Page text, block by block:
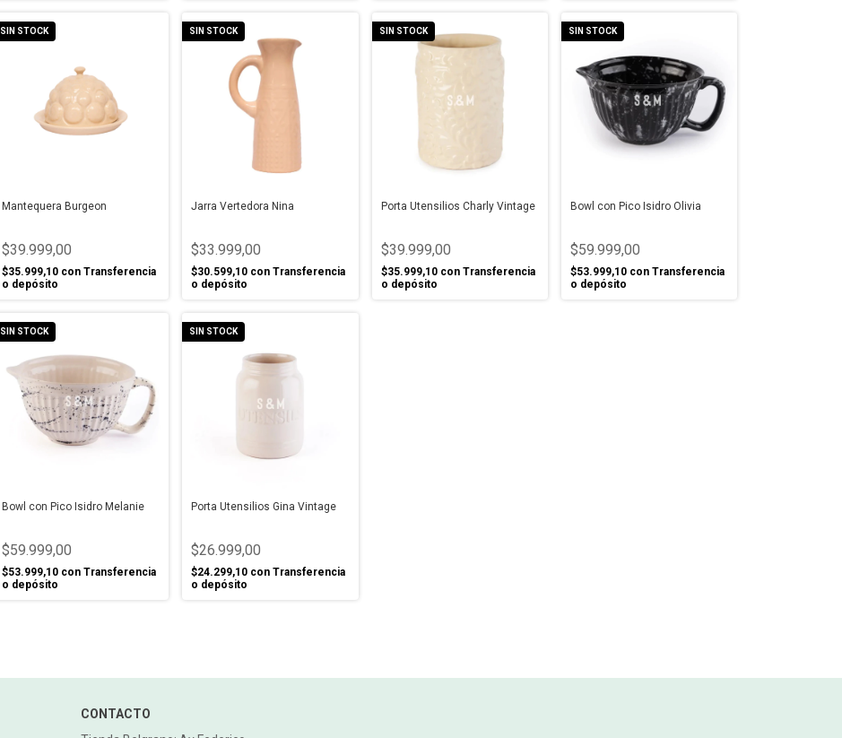
SIN STOCK
Mantequera Burgeon
$39.999,00
$35.999,10 con Transferencia
o depósito
SIN STOCK
Jarra Vertedora Nina
$33.999,00
$30.599,10 con Transferencia
o depósito
SIN STOCK
Porta Utensilios Charly Vintage
$39.999,00
$35.999,10 con Transferencia
o depósito
SIN STOCK
Bowl con Pico Isidro Olivia
$59.999,00
$53.999,10 con Transferencia
o depósito
SIN STOCK
Bowl con Pico Isidro Melanie
$59.999,00
$53.999,10 con Transferencia
o depósito
SIN STOCK
Porta Utensilios Gina Vintage
$26.999,00
$24.299,10 con Transferencia
o depósito
CONTACTO